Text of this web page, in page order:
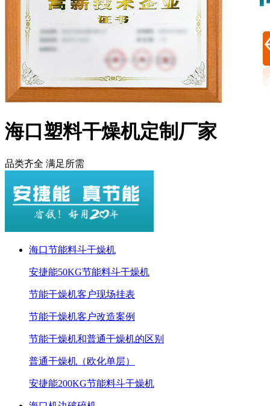
海口塑料干燥机定制厂家
品类齐全 满足所需
海口节能料斗干燥机
安捷能50KG节能料斗干燥机
节能干燥机客户现场挂表
节能干燥机客户改造案例
节能干燥机和普通干燥机的区别
普通干燥机（欧化单层）
安捷能200KG节能料斗干燥机